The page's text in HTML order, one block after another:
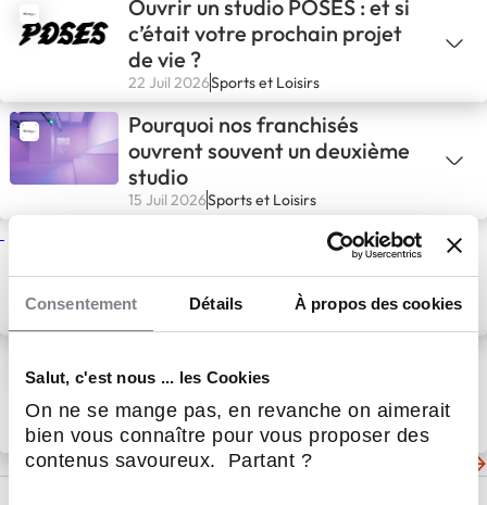
Consentement Détails À propos des cookies
Salut, c'est nous ... les Cookies
On ne se mange pas, en revanche on aimerait
bien vous connaître pour vous proposer des
contenus savoureux. Partant ?
Ouvrir un studio POSES : et si
c’était votre prochain projet
de vie ?
22 Juil 2026Sports et Loisirs
Pourquoi nos franchisés
ouvrent souvent un deuxième
studio
15 Juil 2026Sports et Loisirs
Space Cycle arrive à Lyon : le
réseau The Sanctuary Group
poursuit son maillage
Entreprendre, Histoire
d'entrepreneurs
une journée de belles
rencontres
25 Juin 2026Sports et Loisirs
Les dernières actualités de The Sanctuary Group